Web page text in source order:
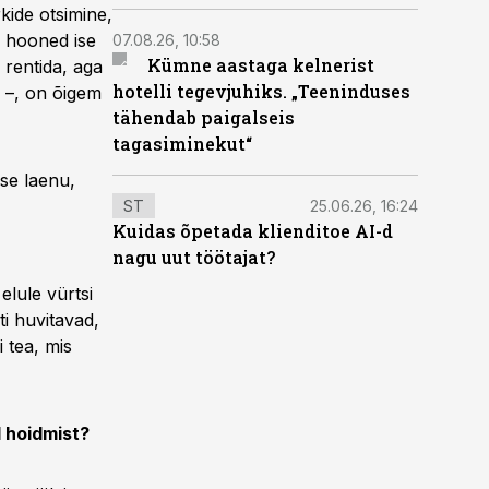
otsimine,
ise
aga
on õigem
laenu,
vürtsi
huvitavad,
tea, mis
hoidmist?
07.08.26, 10:58
Kümne aastaga kelnerist
hotelli tegevjuhiks. „Teeninduses
tähendab paigalseis
tagasiminekut“
ST 25.06.26, 16:24
Kuidas õpetada klienditoe AI-d
nagu uut töötajat?